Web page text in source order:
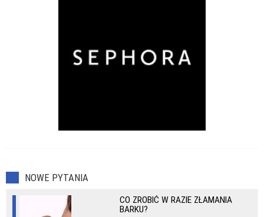
NOWE PYTANIA
CO ZROBIĆ W RAZIE ZŁAMANIA
BARKU?